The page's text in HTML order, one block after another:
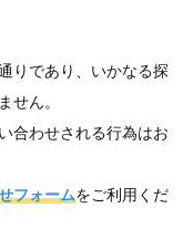
りであり、いかなる探
せん。
合わせされる行為はお
フォームをご利用くだ